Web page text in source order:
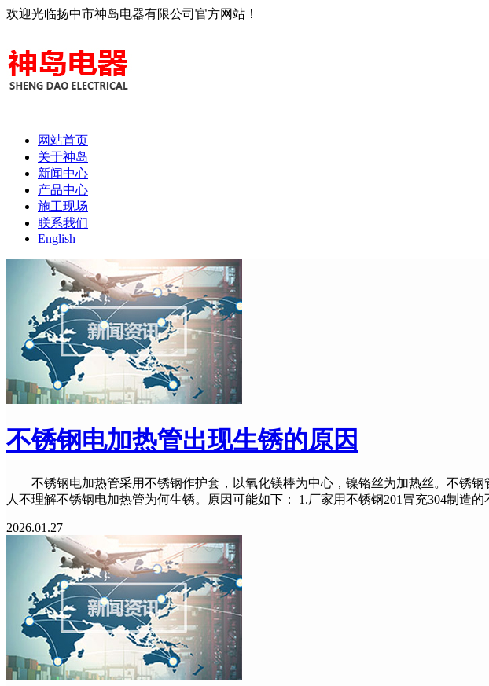
欢迎光临扬中市神岛电器有限公司官方网站！
网站首页
关于神岛
新闻中心
产品中心
施工现场
联系我们
English
不锈钢电加热管出现生锈的原因
不锈钢电加热管采用不锈钢作护套，以氧化镁棒为中心，镍铬丝为加热丝。不锈钢
人不理解不锈钢电加热管为何生锈。原因可能如下： 1.厂家用不锈钢201冒充304制造
2026.01.27